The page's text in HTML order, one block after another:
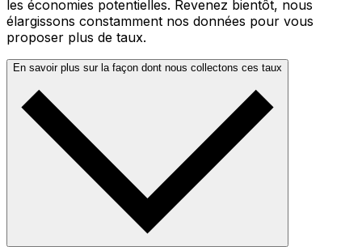
les économies potentielles. Revenez bientôt, nous
élargissons constamment nos données pour vous
proposer plus de taux.
En savoir plus sur la façon dont nous collectons ces taux